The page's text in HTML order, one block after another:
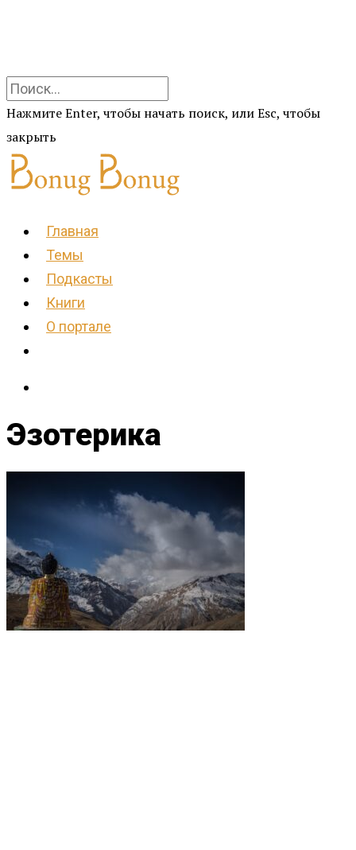
Нажмите Enter, чтобы начать поиск, или Esc, чтобы
закрыть
Главная
Темы
Подкасты
Книги
О портале
Эзотерика